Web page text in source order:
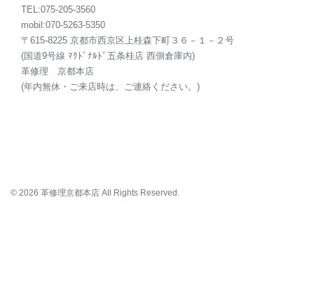
TEL:075-205-3560
mobil:070-5263-5350
〒615-8225 京都市西京区上桂森下町３６－１－２号
(国道9号線 ﾏｸﾄﾞﾅﾙﾄﾞ五条桂店 西側倉庫内)
革修理 京都本店
(年内無休・ご来店時は、ご連絡ください。)
© 2026 革修理京都本店 All Rights Reserved.